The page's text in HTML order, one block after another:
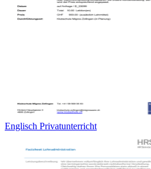
Englisch Privatunterricht